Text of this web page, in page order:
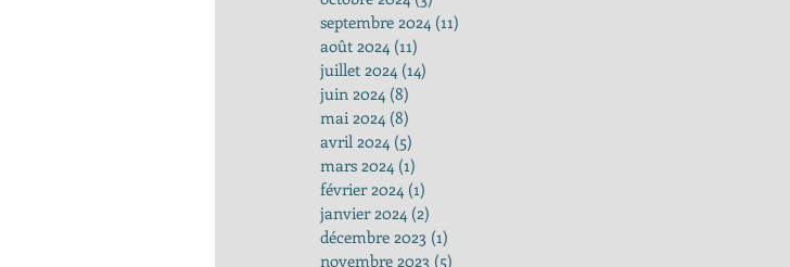
septembre 2024 (11)
août 2024 (11)
juillet 2024 (14)
juin 2024 (8)
mai 2024 (8)
avril 2024 (5)
mars 2024 (1)
février 2024 (1)
janvier 2024 (2)
décembre 2023 (1)
novembre 2023 (5)